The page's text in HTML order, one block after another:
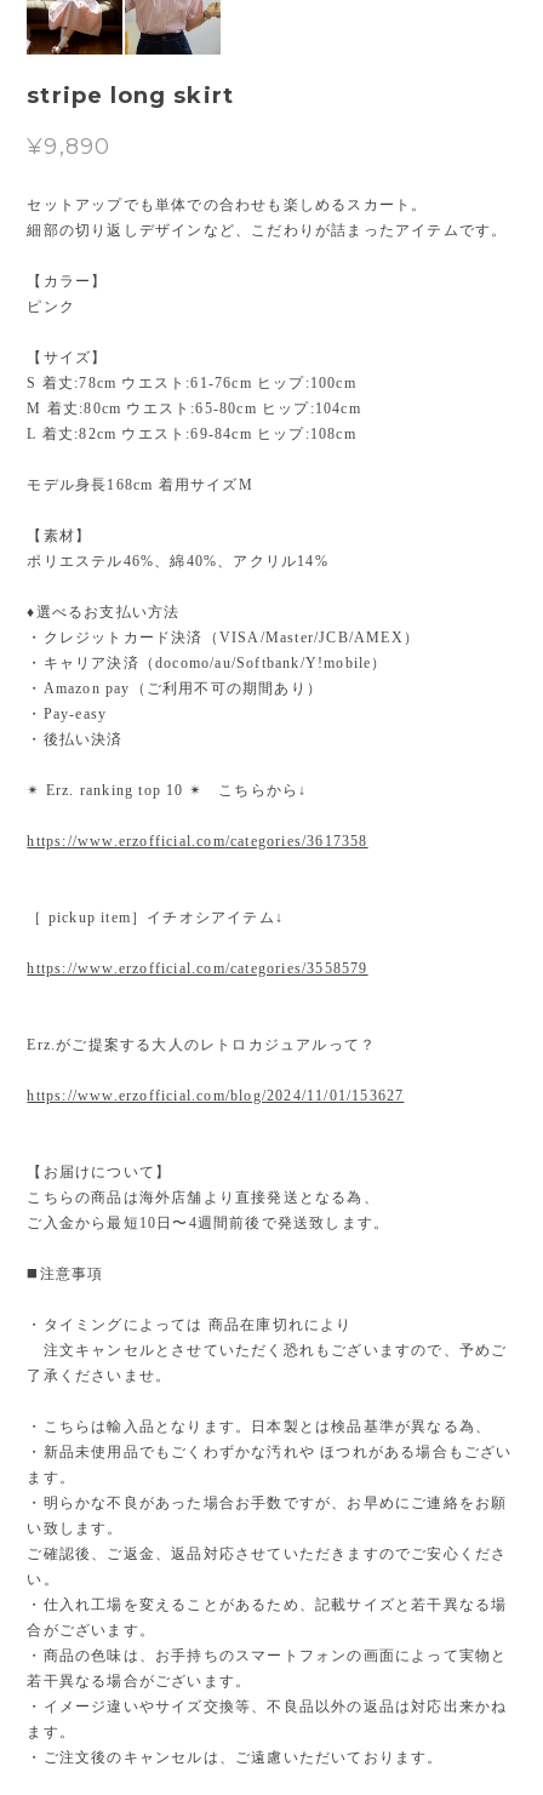
stripe long skirt
¥9,890
セットアップでも単体での合わせも楽しめるスカート。
細部の切り返しデザインなど、こだわりが詰まったアイテムです。
【カラー】
ピンク
【サイズ】
S 着丈:78cm ウエスト:61-76cm ヒップ:100cm
M 着丈:80cm ウエスト:65-80cm ヒップ:104cm
L 着丈:82cm ウエスト:69-84cm ヒップ:108cm
モデル身長168cm 着用サイズM
【素材】
ポリエステル46%、綿40%、アクリル14%
♦︎選べるお支払い方法
・クレジットカード決済（VISA/Master/JCB/AMEX）
・キャリア決済（docomo/au/Softbank/Y!mobile）
・Amazon pay（ご利用不可の期間あり）
・Pay-easy
・後払い決済
✴︎ Erz. ranking top 10 ✴︎ こちらから↓
https://www.erzofficial.com/categories/3617358
［ pickup item］イチオシアイテム↓
https://www.erzofficial.com/categories/3558579
Erz.がご提案する大人のレトロカジュアルって？
https://www.erzofficial.com/blog/2024/11/01/153627
【お届けについて】
こちらの商品は海外店舗より直接発送となる為、
ご入金から最短10日〜4週間前後で発送致します。
◼️注意事項
・タイミングによっては 商品在庫切れにより
注文キャンセルとさせていただく恐れもございますので、予めご
了承くださいませ。
・こちらは輸入品となります。日本製とは検品基準が異なる為、
・新品未使用品でもごくわずかな汚れや ほつれがある場合もござい
ます。
・明らかな不良があった場合お手数ですが、お早めにご連絡をお願
い致します。
ご確認後、ご返金、返品対応させていただきますのでご安心くださ
い。
・仕入れ工場を変えることがあるため、記載サイズと若干異なる場
合がございます。
・商品の色味は、お手持ちのスマートフォンの画面によって実物と
若干異なる場合がございます。
・イメージ違いやサイズ交換等、不良品以外の返品は対応出来かね
ます。
・ご注文後のキャンセルは、ご遠慮いただいております。